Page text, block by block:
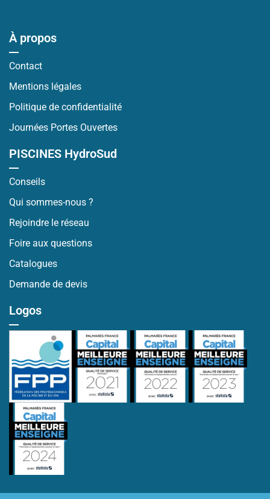
À propos
Contact
Mentions légales
Politique de confidentialité
Journées Portes Ouvertes
PISCINES HydroSud
Conseils
Qui sommes-nous ?
Rejoindre le réseau
Foire aux questions
Catalogues
Demande de devis
Logos